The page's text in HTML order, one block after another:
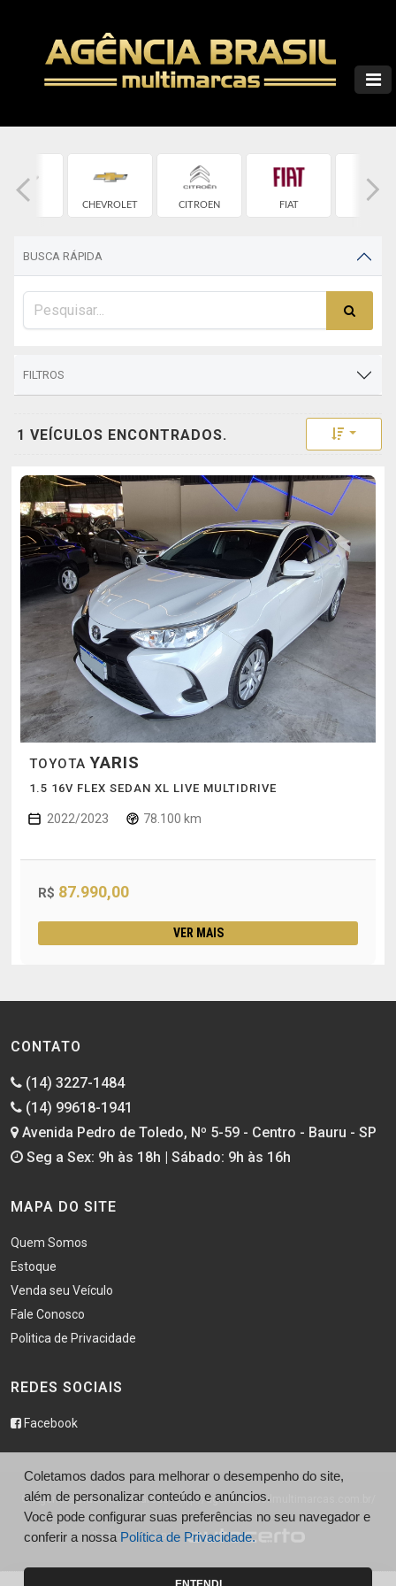
CHERY CHEVROLET CITROEN FIAT
BUSCA RÁPIDA
FILTROS
1 VEÍCULOS ENCONTRADOS. Toggle
TOYOTA YARIS
1.5 16V FLEX SEDAN XL LIVE MULTIDRIVE
2022/2023 78.100 km
R$ 87.990,00
VER MAIS
CONTATO
(14) 3227-1484
(14) 99618-1941
Avenida Pedro de Toledo, Nº 5-59 - Centro - Bauru - SP
Seg a Sex: 9h às 18h | Sábado: 9h às 16h
MAPA DO SITE
Quem Somos
Estoque
Venda seu Veículo
Fale Conosco
Politica de Privacidade
REDES SOCIAIS
Facebook
© Agência Brasil Multimarcas - http://agenciabrasilmultimarcas.com.br/
Desenvolvido por
Coletamos dados para melhorar o desempenho do site,
além de personalizar conteúdo e anúncios.
Você pode configurar suas preferências no seu navegador e
conferir a nossa Política de Privacidade.